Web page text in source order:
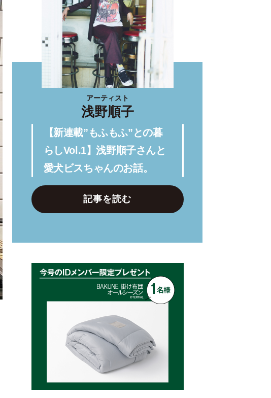
アーティスト
浅野順子
【新連載”もふもふ”との暮
らしVol.1】浅野順子さんと
愛犬ビスちゃんのお話。
記事を読む